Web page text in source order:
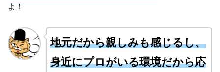
よ！
地元だから親しみも感じるし、
身近にプロがいる環境だから応